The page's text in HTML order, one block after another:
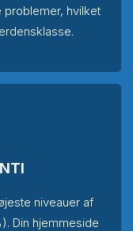
hvilket
niveauer af
Din hjemmeside